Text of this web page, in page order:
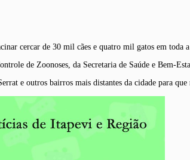
cercar de 30 mil cães e quatro mil gatos em toda
de Zoonoses, da Secretaria de Saúde e Bem-
e outros bairros mais distantes da cidade para